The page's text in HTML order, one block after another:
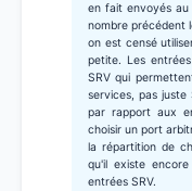
en fait envoyés au
nombre précédent
on est censé
petite. Les
SRV qui
services, pas juste
par rapport aux
choisir un port
la répartition de
qu'il existe
entrées SRV.